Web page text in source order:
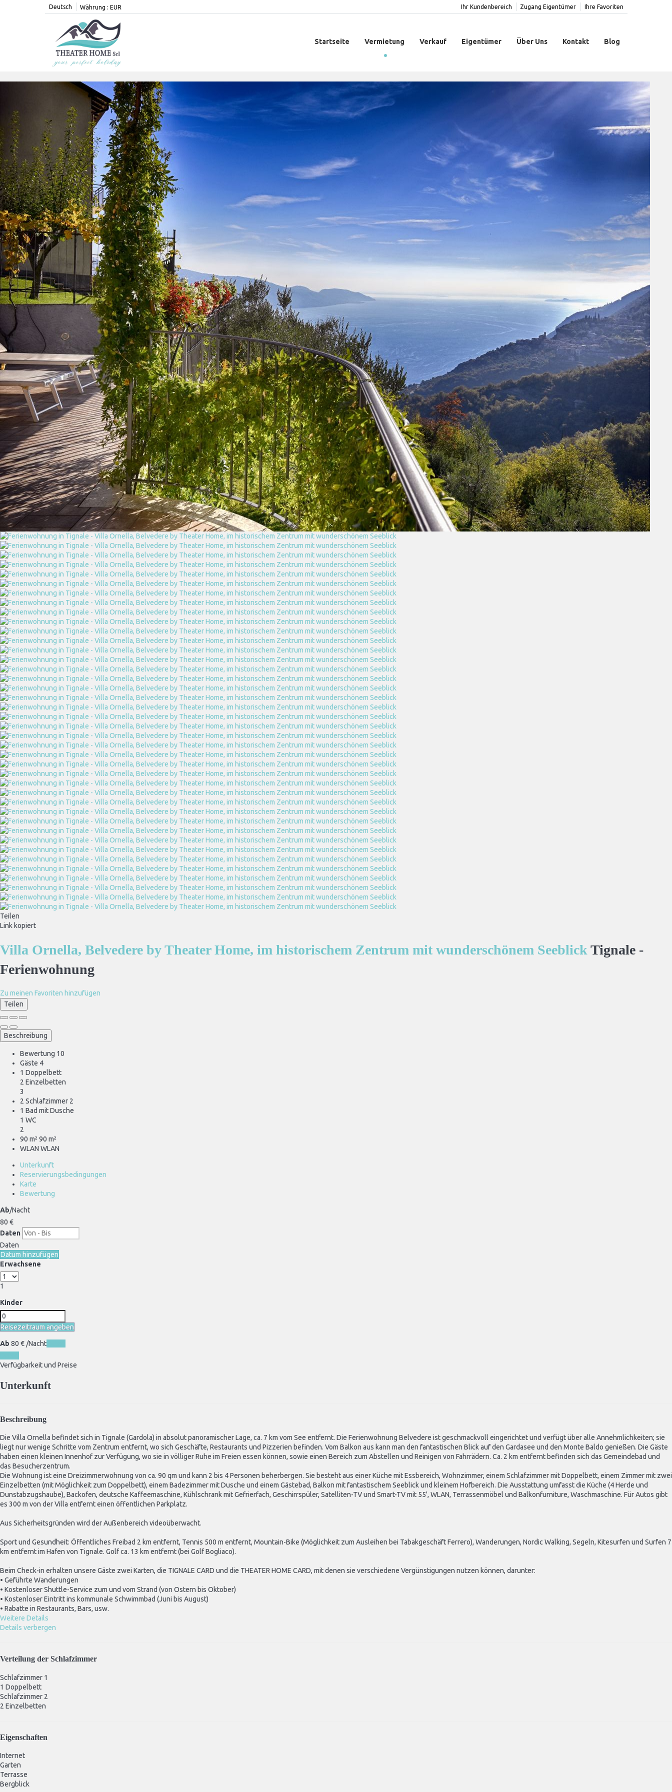
Deutsch Währung : EUR Ihre Favoriten
Zugang Eigentümer
Ihr Kundenbereich
Startseite Vermietung Verkauf Eigentümer Über Uns Kontakt Blog
Teilen
Link kopiert
Villa Ornella, Belvedere by Theater Home, im historischem Zentrum mit wunderschönem Seeblick Tignale -
Ferienwohnung
Zu meinen Favoriten hinzufügen
Teilen
Beschreibung
Bewertung 10
Gäste 4
1 Doppelbett
2 Einzelbetten
3
2 Schlafzimmer 2
1 Bad mit Dusche
1 WC
2
90 m²90 m²
WLAN WLAN
Unterkunft
Reservierungsbedingungen
Karte
Bewertung
Ab/Nacht
80 €
Daten
Daten
Datum hinzufügen
Erwachsene
1
Kinder
Reisezeitraum angeben
Ab 80 € /Nacht
Verfügbarkeit und Preise
Unterkunft
Beschreibung
Die Villa Ornella befindet sich in Tignale (Gardola) in absolut panoramischer Lage, ca. 7 km vom See entfernt. Die Ferienwohnung Belvedere ist geschmackvoll eingerichtet und verfügt über alle Annehmlichkeiten; sie
liegt nur wenige Schritte vom Zentrum entfernt, wo sich Geschäfte, Restaurants und Pizzerien befinden. Vom Balkon aus kann man den fantastischen Blick auf den Gardasee und den Monte Baldo genießen. Die Gäste
haben einen kleinen Innenhof zur Verfügung, wo sie in völliger Ruhe im Freien essen können, sowie einen Bereich zum Abstellen und Reinigen von Fahrrädern. Ca. 2 km entfernt befinden sich das Gemeindebad und
das Besucherzentrum.
Die Wohnung ist eine Dreizimmerwohnung von ca. 90 qm und kann 2 bis 4 Personen beherbergen. Sie besteht aus einer Küche mit Essbereich, Wohnzimmer, einem Schlafzimmer mit Doppelbett, einem Zimmer mit zwei
Einzelbetten (mit Möglichkeit zum Doppelbett), einem Badezimmer mit Dusche und einem Gästebad, Balkon mit fantastischem Seeblick und kleinem Hofbereich. Die Ausstattung umfasst die Küche (4 Herde und
Dunstabzugshaube), Backofen, deutsche Kaffeemaschine, Kühlschrank mit Gefrierfach, Geschirrspüler, Satelliten-TV und Smart-TV mit 55', WLAN, Terrassenmöbel und Balkonfurniture, Waschmaschine. Für Autos gibt
es 300 m von der Villa entfernt einen öffentlichen Parkplatz.
Aus Sicherheitsgründen wird der Außenbereich videoüberwacht.
Sport und Gesundheit: Öffentliches Freibad 2 km entfernt, Tennis 500 m entfernt, Mountain-Bike (Möglichkeit zum Ausleihen bei Tabakgeschäft Ferrero), Wanderungen, Nordic Walking, Segeln, Kitesurfen und Surfen 7
km entfernt im Hafen von Tignale. Golf ca. 13 km entfernt (bei Golf Bogliaco).
Beim Check-in erhalten unsere Gäste zwei Karten, die TIGNALE CARD und die THEATER HOME CARD, mit denen sie verschiedene Vergünstigungen nutzen können, darunter:
• Geführte Wanderungen
• Kostenloser Shuttle-Service zum und vom Strand (von Ostern bis Oktober)
• Kostenloser Eintritt ins kommunale Schwimmbad (Juni bis August)
• Rabatte in Restaurants, Bars, usw.
Weitere Details
Details verbergen
Verteilung der Schlafzimmer
Schlafzimmer 1
1 Doppelbett
Schlafzimmer 2
2 Einzelbetten
Eigenschaften
Internet
Garten
Terrasse
Bergblick